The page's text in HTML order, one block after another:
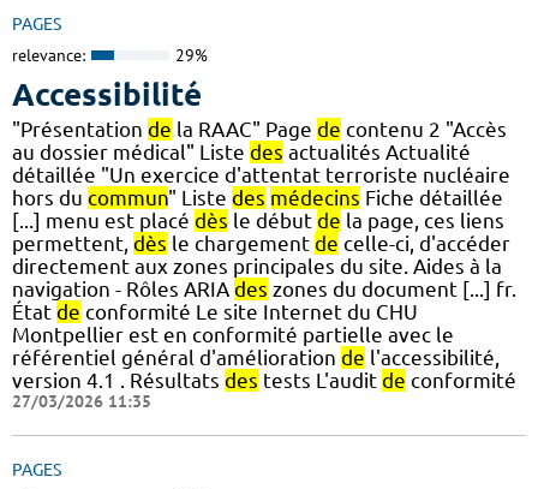
PAGES
relevance: 29%
Accessibilité
"Présentation de la RAAC" Page de contenu 2 "Accès
au dossier médical" Liste des actualités Actualité
détaillée "Un exercice d'attentat terroriste nucléaire
hors du commun" Liste des médecins Fiche détaillée
[...] menu est placé dès le début de la page, ces liens
permettent, dès le chargement de celle-ci, d'accéder
directement aux zones principales du site. Aides à la
navigation - Rôles ARIA des zones du document [...] fr.
État de conformité Le site Internet du CHU
Montpellier est en conformité partielle avec le
référentiel général d'amélioration de l'accessibilité,
version 4.1 . Résultats des tests L'audit de conformité
27/03/2026 11:35
PAGES